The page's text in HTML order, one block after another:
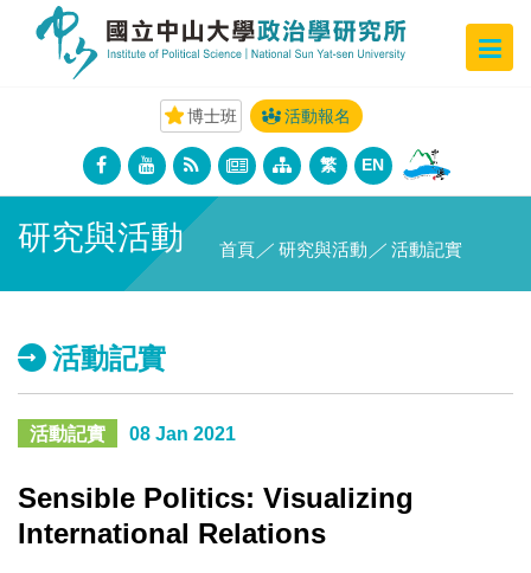
博士班 活動報名
繁 EN
研究與活動 首頁 ／ 研究與活動 ／ 活動記實
活動記實
活動記實 08 Jan 2021
Sensible Politics: Visualizing
International Relations